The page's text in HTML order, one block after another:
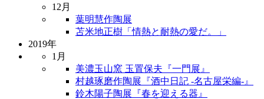
12月
葉明慧作陶展
苫米地正樹「情熱と耐熱の愛だ。」
2019年
1月
美濃玉山窯 玉置保夫『一門展』
村越琢磨作陶展『酒中日記 -名古屋栄編-』
鈴木陽子陶展『春を迎える器』